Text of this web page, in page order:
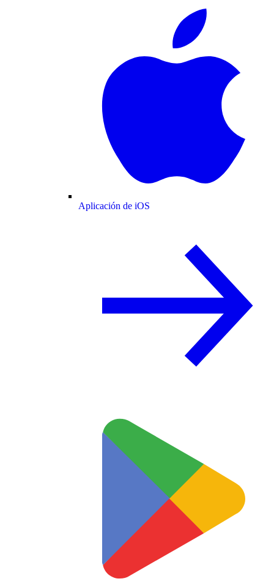
Aplicación de iOS